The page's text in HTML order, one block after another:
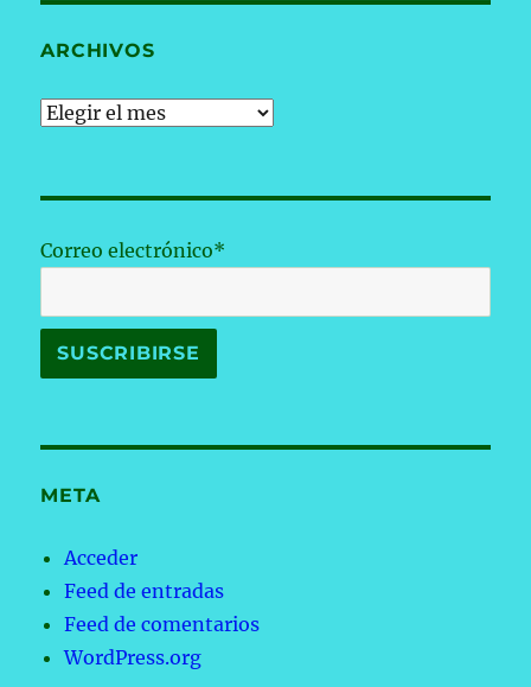
ARCHIVOS
Archivos
Correo electrónico*
META
Acceder
Feed de entradas
Feed de comentarios
WordPress.org